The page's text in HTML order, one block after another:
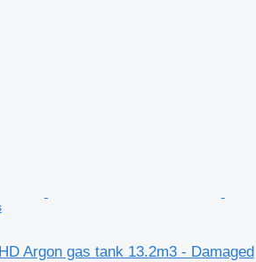
Argon gas tank 13.2m3 - Damaged